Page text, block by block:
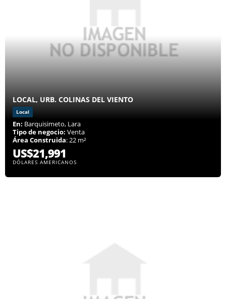
LOCAL, URB. COLINAS DEL VIENTO
Local
En: Barquisimeto, Lara
Tipo de negocio: Venta
Área Construida: 22 m²
US$21,991
DÓLARES AMERICANOS